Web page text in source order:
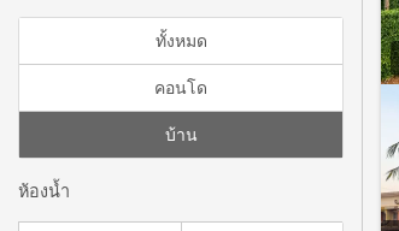
ทั้งหมด
คอนโด
บ้าน
ห้องน้ำ